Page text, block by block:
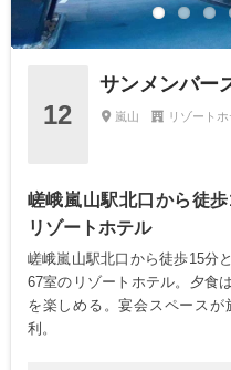
12
サンメンバー
嵐山 リゾート
嵯峨嵐山駅北口から徒
リゾートホテル
嵯峨嵐山駅北口から徒歩15分
67室のリゾートホテル。夕食
を楽しめる。宴会スペース
利。